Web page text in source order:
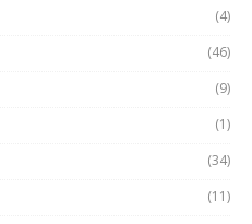
(4)
(46)
(9)
(1)
(34)
(11)